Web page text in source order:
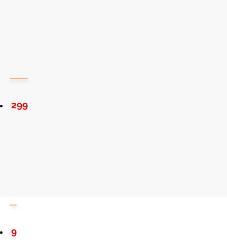
299
9